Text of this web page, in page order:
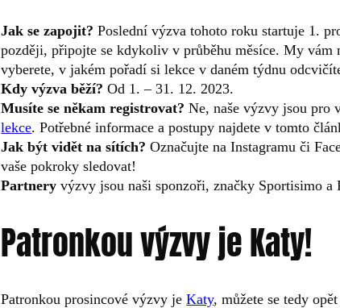
Jak se zapojit?Poslední výzva tohoto roku startuje 1.
později, připojte se kdykoliv v průběhu měsíce. My
vyberete, v jakém pořadí si lekce v daném týdnu
Kdy výzva běží? Od 1. – 31. 12. 2023.
Musíte se někam registrovat? Ne, naše výzvy jsou pro
lekce. Potřebné informace a postupy najdete v tomto
Jak být vidět na sítích? Označujte na Instagramu či
vaše pokroky sledovat!
Partnery výzvy jsou naši sponzoři, značky Sportisimo a
Patronkou výzvy je Katy!
Patronkou prosincové výzvy jeKaty, můžete se tedy